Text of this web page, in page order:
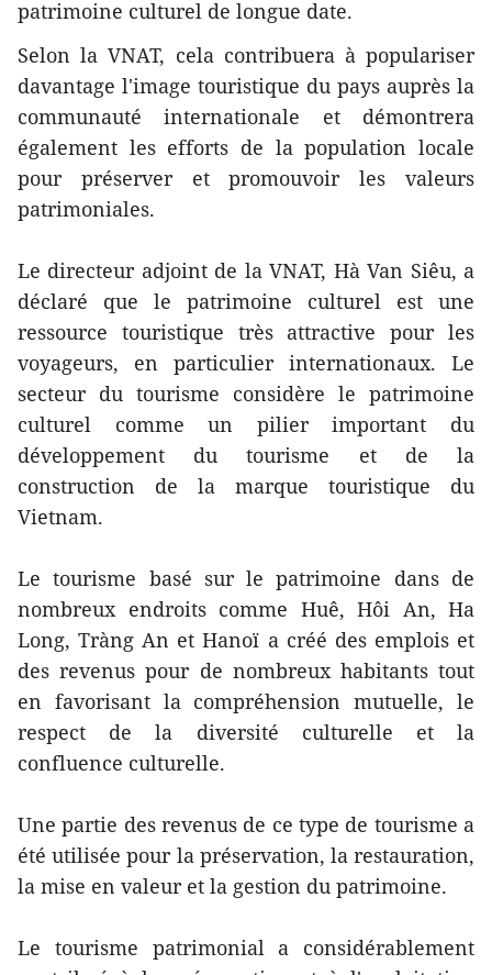
patrimoine culturel de longue date.
Selon la VNAT, cela contribuera à populariser
davantage l'image touristique du pays auprès la
communauté internationale et démontrera
également les efforts de la population locale
pour préserver et promouvoir les valeurs
patrimoniales.
Le directeur adjoint de la VNAT, Hà Van Siêu, a
déclaré que le patrimoine culturel est une
ressource touristique très attractive pour les
voyageurs, en particulier internationaux. Le
secteur du tourisme considère le patrimoine
culturel comme un pilier important du
développement du tourisme et de la
construction de la marque touristique du
Vietnam.
Le tourisme basé sur le patrimoine dans de
nombreux endroits comme Huê, Hôi An, Ha
Long, Tràng An et Hanoï a créé des emplois et
des revenus pour de nombreux habitants tout
en favorisant la compréhension mutuelle, le
respect de la diversité culturelle et la
confluence culturelle.
Une partie des revenus de ce type de tourisme a
été utilisée pour la préservation, la restauration,
la mise en valeur et la gestion du patrimoine.
Le tourisme patrimonial a considérablement